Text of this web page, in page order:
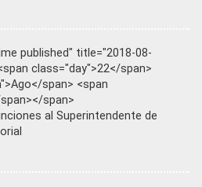
published" title="2018-08-
class="day">22</span>
span> <span
span>
al Superintendente de